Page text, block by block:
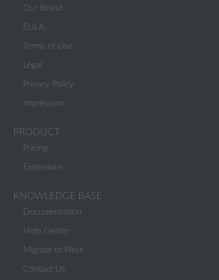
Our Brand
EULA
Terms of Use
Legal
Privacy Policy
Impressum
PRODUCT
Pricing
Extensions
KNOWLEDGE BASE
Documentation
Help Center
Migrate to Plesk
Contact Us